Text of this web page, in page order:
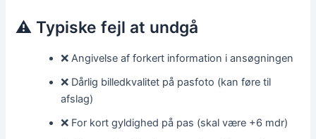
⚠️ Typiske fejl at undgå
❌ Angivelse af forkert information i ansøgningen
❌ Dårlig billedkvalitet på pasfoto (kan føre til
afslag)
❌ For kort gyldighed på pas (skal være +6 mdr)